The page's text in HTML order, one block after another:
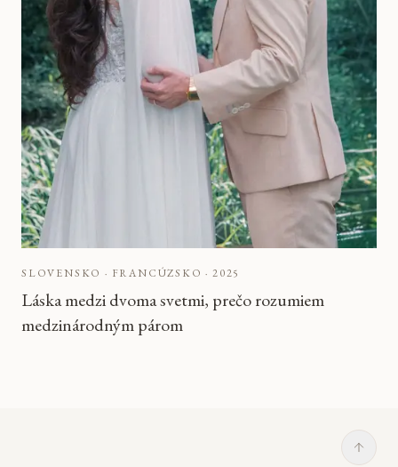
SLOVENSKO · FRANCÚZSKO ·2025
Láska medzi dvoma svetmi, prečo rozumiem
medzinárodným párom